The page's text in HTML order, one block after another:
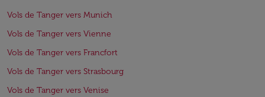
Vols de Tanger vers Munich
Vols de Tanger vers Vienne
Vols de Tanger vers Francfort
Vols de Tanger vers Strasbourg
Vols de Tanger vers Venise